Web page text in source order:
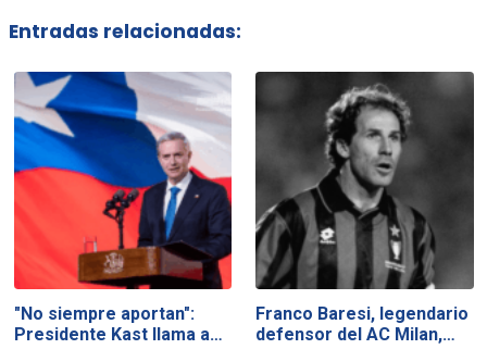
Entradas relacionadas:
"No siempre aportan":
Presidente Kast llama a…
Franco Baresi, legendario
defensor del AC Milan,…